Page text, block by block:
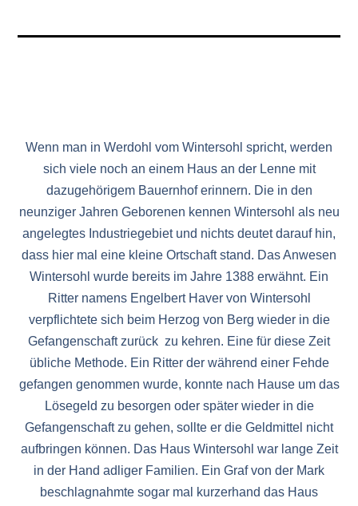
Wenn man in Werdohl vom Wintersohl spricht, werden
sich viele noch an einem Haus an der Lenne mit
dazugehörigem Bauernhof erinnern. Die in den
neunziger Jahren Geborenen kennen Wintersohl als neu
angelegtes Industriegebiet und nichts deutet darauf hin,
dass hier mal eine kleine Ortschaft stand. Das Anwesen
Wintersohl wurde bereits im Jahre 1388 erwähnt. Ein
Ritter namens Engelbert Haver von Wintersohl
verpflichtete sich beim Herzog von Berg wieder in die
Gefangenschaft zurück zu kehren. Eine für diese Zeit
übliche Methode. Ein Ritter der während einer Fehde
gefangen genommen wurde, konnte nach Hause um das
Lösegeld zu besorgen oder später wieder in die
Gefangenschaft zu gehen, sollte er die Geldmittel nicht
aufbringen können. Das Haus Wintersohl war lange Zeit
in der Hand adliger Familien. Ein Graf von der Mark
beschlagnahmte sogar mal kurzerhand das Haus